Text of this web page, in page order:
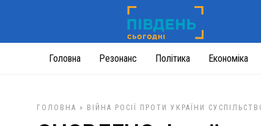
Головна Резонанс Політика Економіка
ГОЛОВНА » ВІЙНА РОСІЇ ПРОТИ УКРАЇНИ